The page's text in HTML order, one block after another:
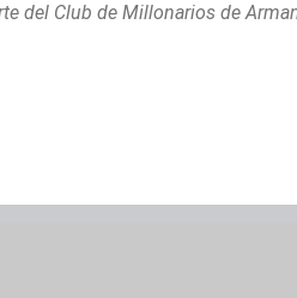
del Club de Millonarios de